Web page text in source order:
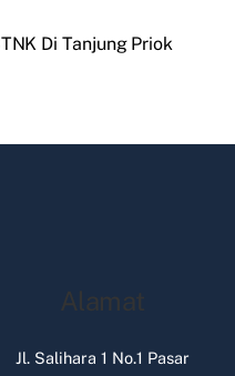
Di Tanjung Priok
Alamat
Jl. Salihara 1 No.1 Pasar